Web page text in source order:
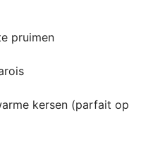
pruimen
kersen (parfait op